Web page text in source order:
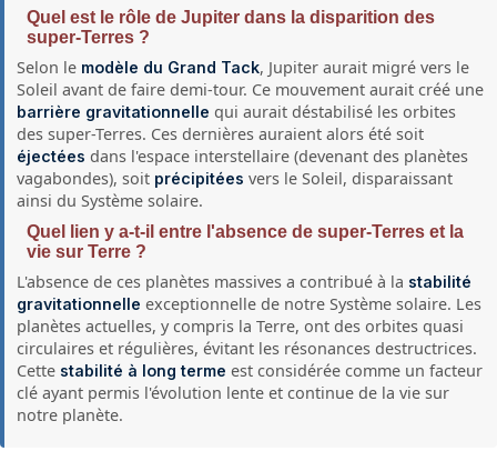
Quel est le rôle de Jupiter dans la disparition des
super-Terres ?
Selon le modèle du Grand Tack, Jupiter aurait migré vers le
Soleil avant de faire demi-tour. Ce mouvement aurait créé une
barrière gravitationnelle qui aurait déstabilisé les orbites
des super-Terres. Ces dernières auraient alors été soit
éjectées dans l'espace interstellaire (devenant des planètes
vagabondes), soit précipitées vers le Soleil, disparaissant
ainsi du Système solaire.
Quel lien y a-t-il entre l'absence de super-Terres et la
vie sur Terre ?
L'absence de ces planètes massives a contribué à la stabilité
gravitationnelle exceptionnelle de notre Système solaire. Les
planètes actuelles, y compris la Terre, ont des orbites quasi
circulaires et régulières, évitant les résonances destructrices.
Cette stabilité à long terme est considérée comme un facteur
clé ayant permis l'évolution lente et continue de la vie sur
notre planète.